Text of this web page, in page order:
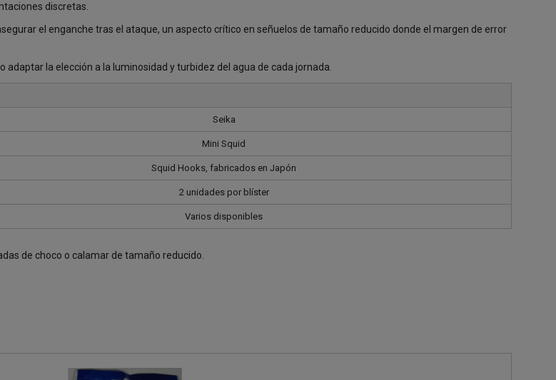
discretas.
el enganche tras el ataque, un aspecto crítico en señuelos de tamaño reducido donde el margen de error
adaptar la elección a la luminosidad y turbidez del agua de cada jornada.
Seika
Mini Squid
Squid Hooks, fabricados en Japón
2 unidades por blíster
Varios disponibles
de choco o calamar de tamaño reducido.